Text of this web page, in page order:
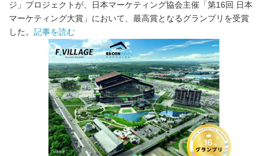
ジ」プロジェクトが、日本マーケティング協会主催「第16回 日本
マーケティング大賞」において、最高賞となるグランプリを受賞
した。 記事を読む